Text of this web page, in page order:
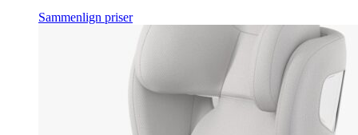
Sammenlign priser